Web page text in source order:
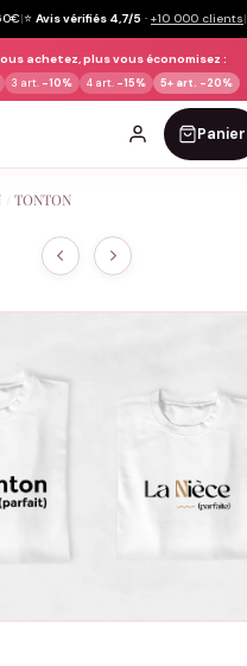
|⭐ Avis vérifiés 4,7/5 · +10 000 clients|
achetez, plus vous économisez :
3 art. -10% 4 art. -15% 5+ art. -20%
Panier
TONTON